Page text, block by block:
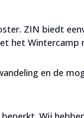
ZIN biedt
het Wintercamp
en de